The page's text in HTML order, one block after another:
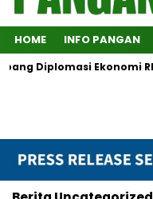
HOME INFO PANGAN
Diplomasi Ekonomi RI